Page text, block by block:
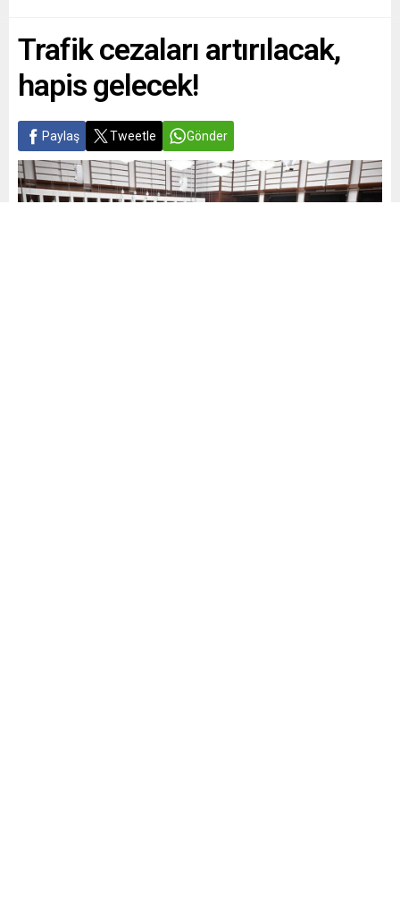
Trafik cezaları artırılacak,
hapis gelecek!
Paylaş Tweetle Gönder